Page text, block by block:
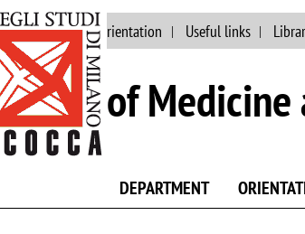
site Staff Orientation Useful links
of
DEPARTMENT